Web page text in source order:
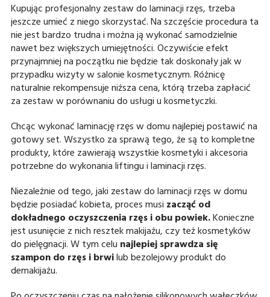
Kupując profesjonalny zestaw do laminacji rzęs, trzeba
jeszcze umieć z niego skorzystać. Na szczęście procedura ta
nie jest bardzo trudna i można ją wykonać samodzielnie
nawet bez większych umiejętności. Oczywiście efekt
przynajmniej na początku nie będzie tak doskonały jak w
przypadku wizyty w salonie kosmetycznym. Różnicę
naturalnie rekompensuje niższa cena, którą trzeba zapłacić
za zestaw w porównaniu do usługi u kosmetyczki.
Chcąc wykonać laminację rzęs w domu najlepiej postawić na
gotowy set. Wszystko za sprawą tego, że są to kompletne
produkty, które zawierają wszystkie kosmetyki i akcesoria
potrzebne do wykonania liftingu i laminacji rzęs.
Niezależnie od tego, jaki zestaw do laminacji rzęs w domu
będzie posiadać kobieta, proces musi zacząć od
dokładnego oczyszczenia rzęs i obu powiek.Konieczne
jest usunięcie z nich resztek makijażu, czy też kosmetyków
do pielęgnacji. W tym celu najlepiej sprawdza się
szampon do rzęs i brwilub bezolejowy produkt do
demakijażu.